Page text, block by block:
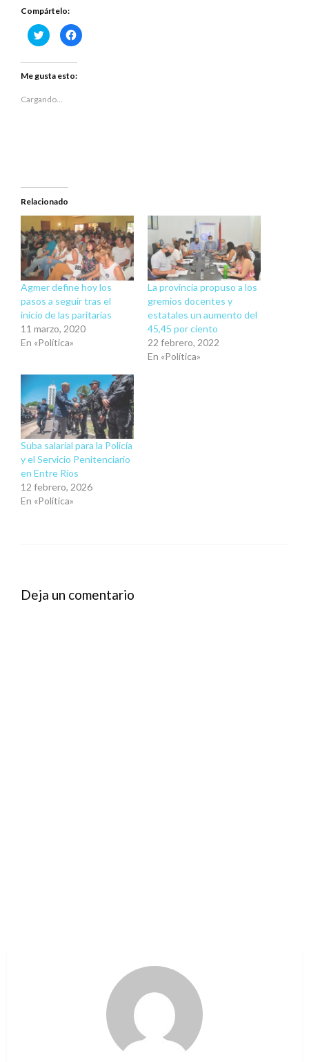
Compártelo:
Haz
clic
en
Twitter
(Se
en
Haz
clic
Me gusta esto:
Cargando...
Relacionado
Agmer define hoy los
pasos a seguir tras el
inicio de las paritarias
11 marzo, 2020
En «Política»
La provincia propuso a los
gremios docentes y
estatales un aumento del
45,45 por ciento
22 febrero, 2022
En «Política»
Suba salarial para la Policía
y el Servicio Penitenciario
en Entre Ríos
12 febrero, 2026
En «Política»
Deja un comentario